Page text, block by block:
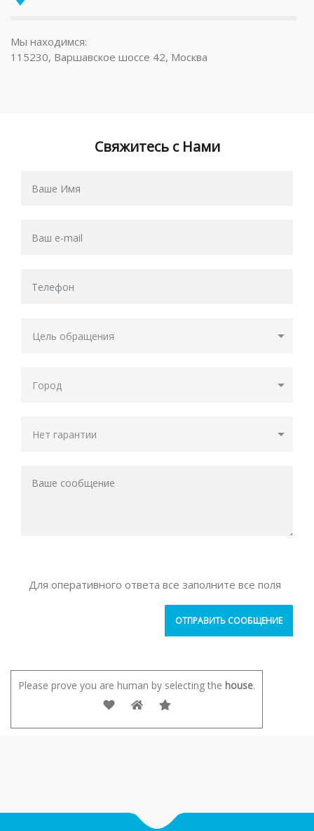
Мы находимся:
115230, Варшавское шоссе 42, Москва
Свяжитесь с Нами
Для оперативного ответа все заполните все поля
Please prove you are human by selecting the house.